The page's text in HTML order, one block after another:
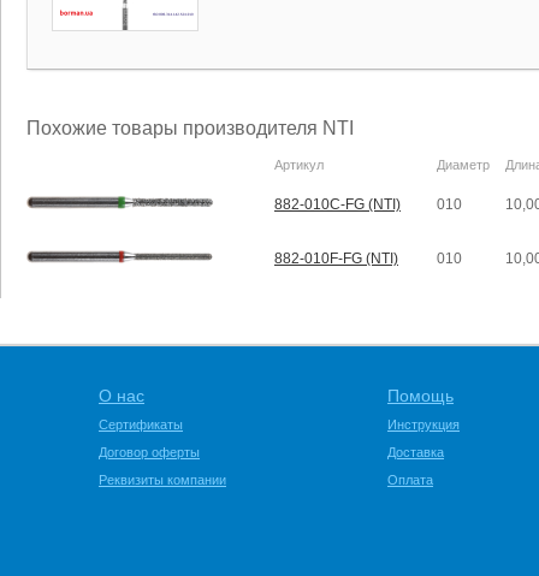
Похожие товары производителя NTI
Артикул Диаметр
882-010C-FG (NTI) 010
882-010F-FG (NTI) 010
О нас
Сертификаты
Договор оферты
Реквизиты компании
Помощь
Инструкция
Доставка
Оплата